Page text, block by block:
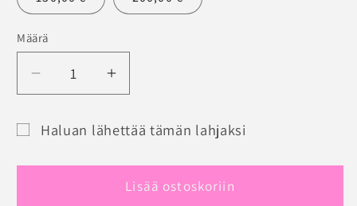
Määrä
Määrä
Vähennä
tuotteen
LAHJAKORTTI
Lisää
tuotteen
LAHJAKORTTI
Haluan lähettää tämän lahjaksi
Lisää ostoskoriin